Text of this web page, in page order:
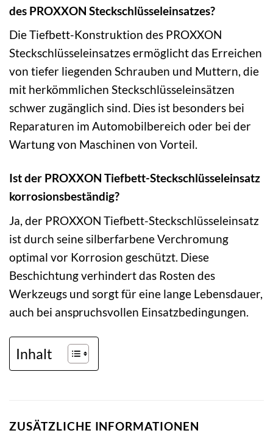
des PROXXON Steckschlüsseleinsatzes?
Die Tiefbett-Konstruktion des PROXXON
Steckschlüsseleinsatzes ermöglicht das Erreichen
von tiefer liegenden Schrauben und Muttern, die
mit herkömmlichen Steckschlüsseleinsätzen
schwer zugänglich sind. Dies ist besonders bei
Reparaturen im Automobilbereich oder bei der
Wartung von Maschinen von Vorteil.
Ist der PROXXON Tiefbett-Steckschlüsseleinsatz
korrosionsbeständig?
Ja, der PROXXON Tiefbett-Steckschlüsseleinsatz
ist durch seine silberfarbene Verchromung
optimal vor Korrosion geschützt. Diese
Beschichtung verhindert das Rosten des
Werkzeugs und sorgt für eine lange Lebensdauer,
auch bei anspruchsvollen Einsatzbedingungen.
Inhalt
ZUSÄTZLICHE INFORMATIONEN